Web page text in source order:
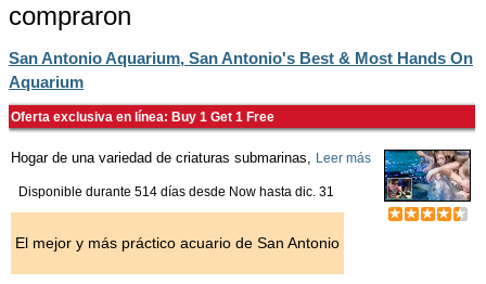
compraron
San Antonio Aquarium, San Antonio's Best & Most Hands On
Aquarium
Oferta exclusiva en línea: Buy 1 Get 1 Free
Hogar de una variedad de criaturas submarinas, Leer más
Disponible durante 514 días desde Now hasta dic. 31
El mejor y más práctico acuario de San Antonio